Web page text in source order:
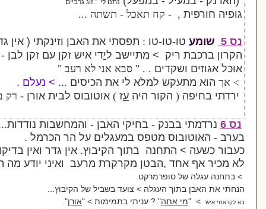
נתנו לי : זוג גרביים
קח תאכל - תשתה ...
טו-טו:תפסתי את האבן וזינקתי ( אין גדר )
> מתיישב לידי איש זקן עם זקן לבן - - -
.. " סבא אני לא רעב "
למלא לי את הכיסים ...> נעלם .
הקור היהע ז)אוטובוס לבית אורן - רק בערב !
-בחיקי האבן - והמחשבות נודדות...
מטפס במעגלים על הר הכרמל .
בתוך הקיבוץ. אין גדר ואין בדיקות ...
הבטן מקרקרת מרעבואיני יודע מה הלאה
.
בתוך העגלה > צועד בשביל של הקיבוץ...
" ?עניתי בתמימות> "אורן".